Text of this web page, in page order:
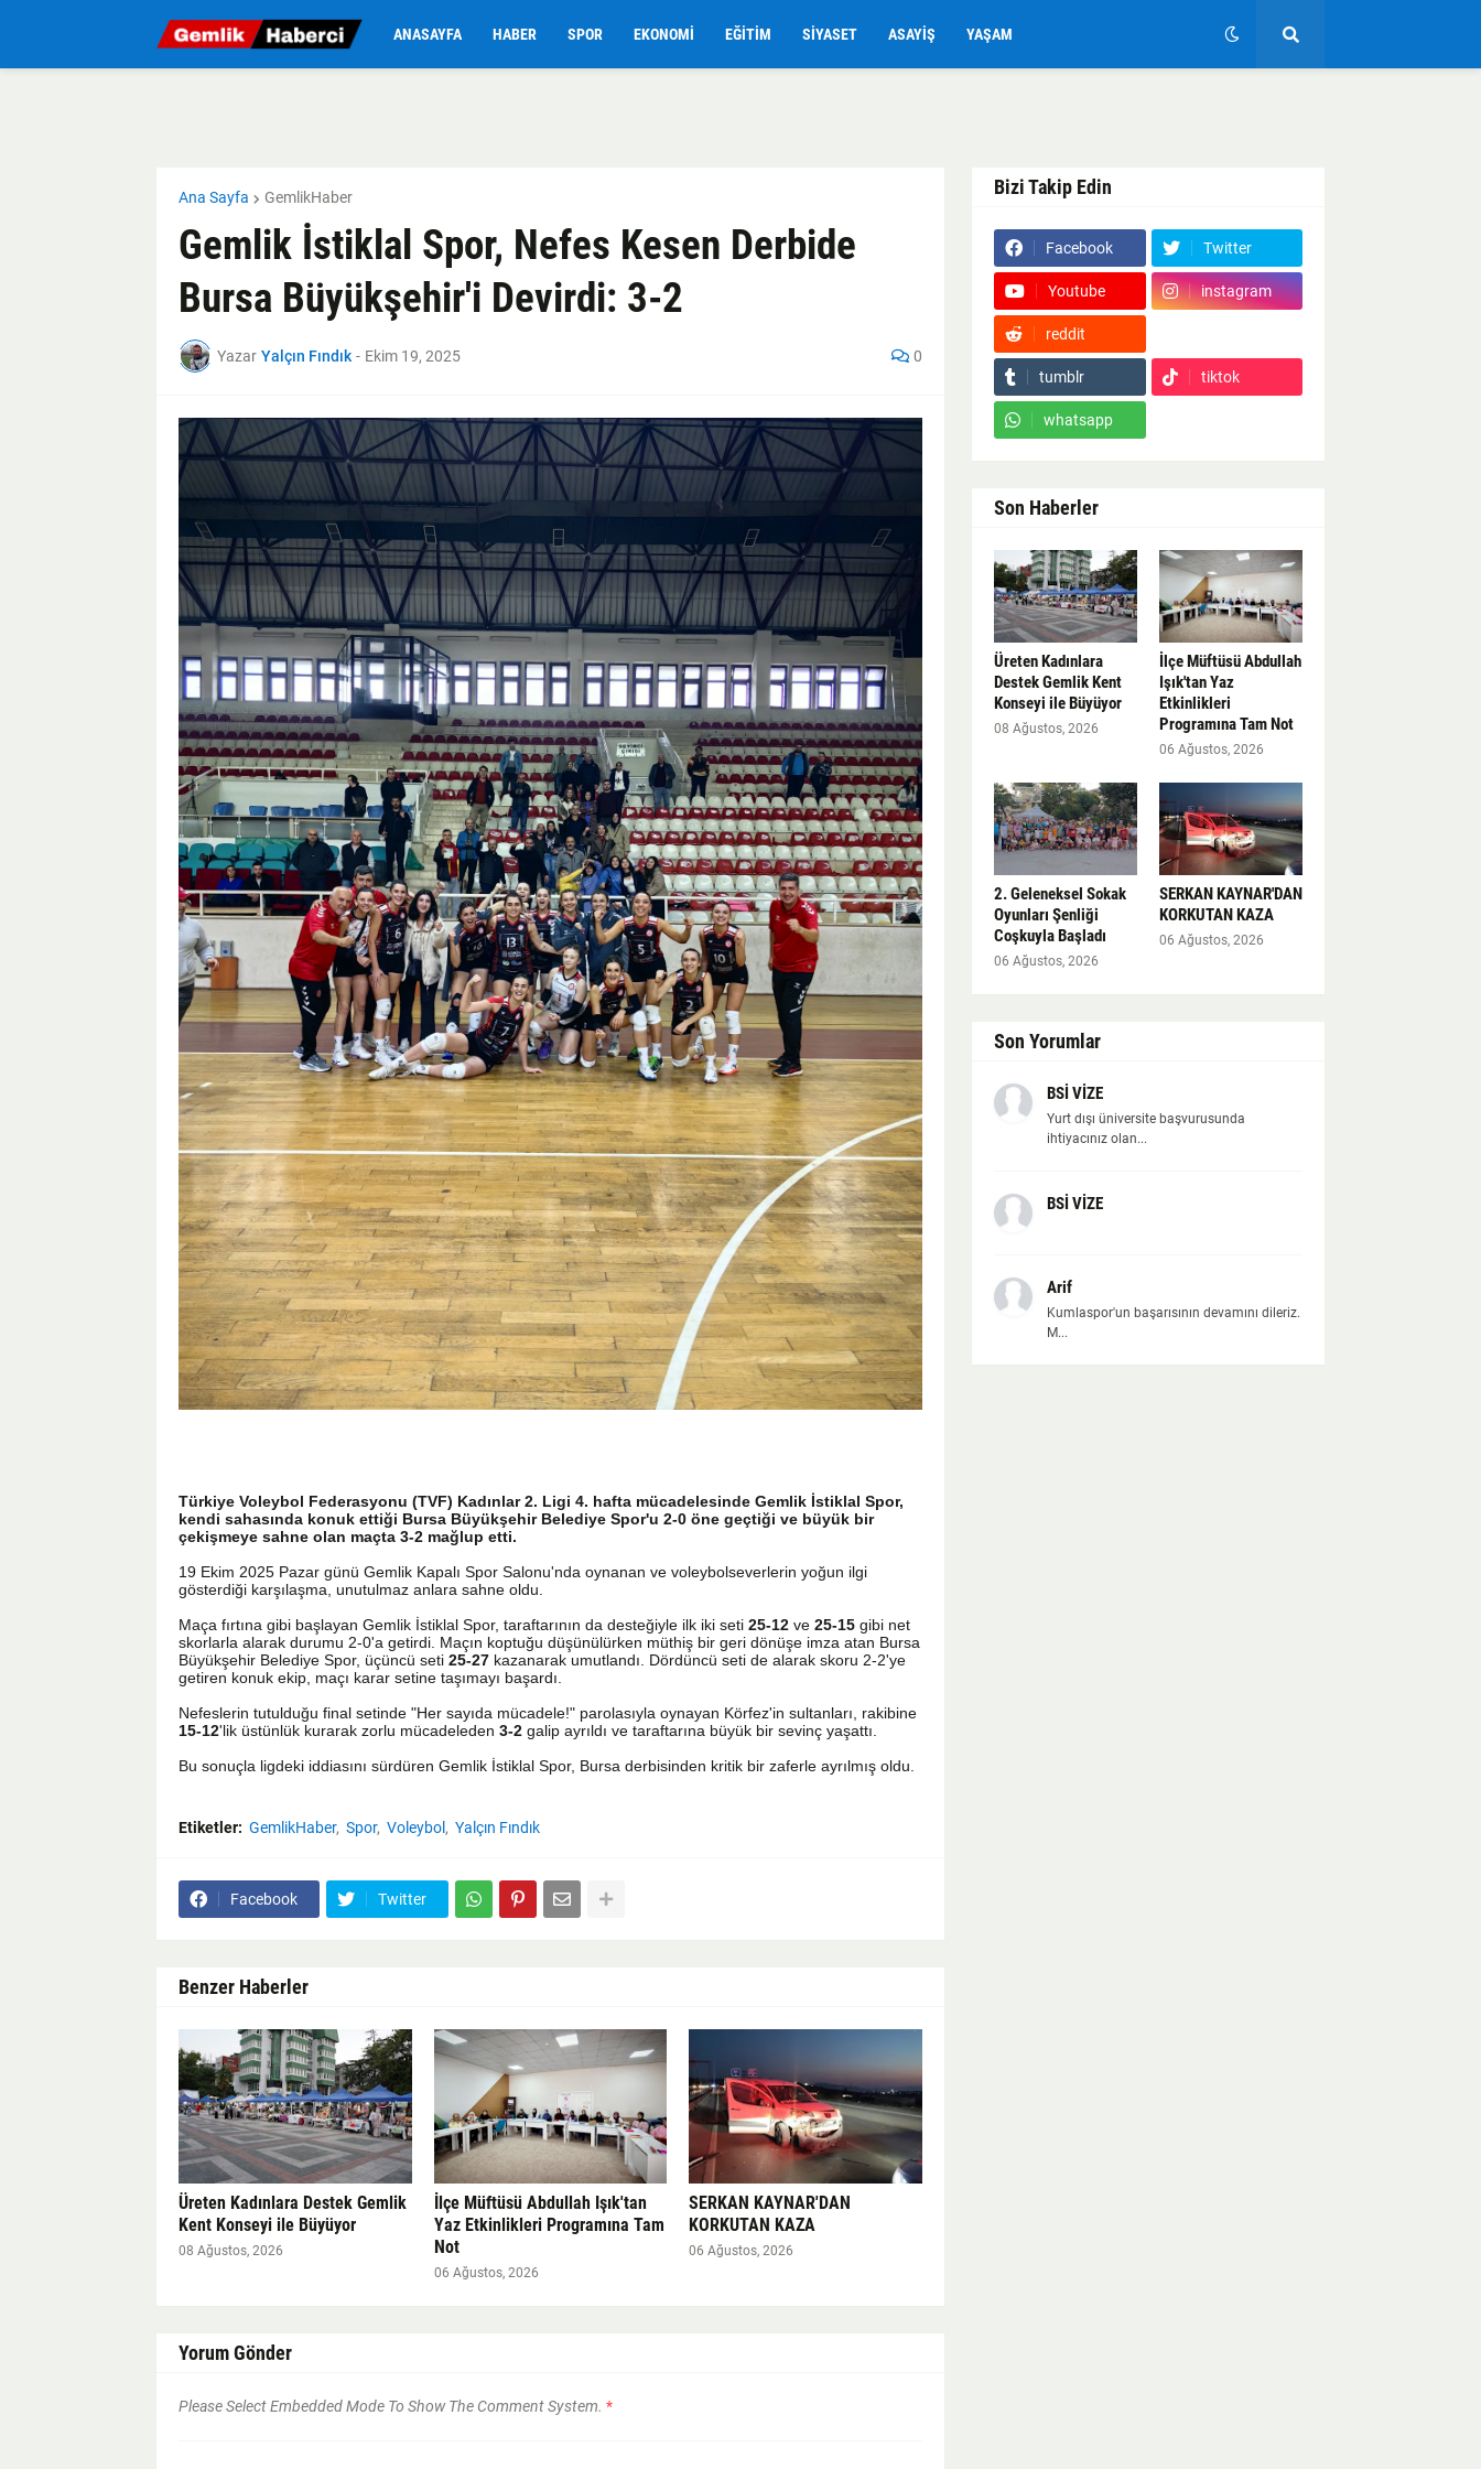
ANASAYFA HABER SPOR EKONOMI EĞITIM SIYASET ASAYIŞ YAŞAM
Ana Sayfa GemlikHaber
Gemlik İstiklal Spor, Nefes Kesen Derbide
Bursa Büyükşehir'i Devirdi: 3-2
Yazar Yalçın Fındık - Ekim 19, 2025 0
Türkiye Voleybol Federasyonu (TVF) Kadınlar 2. Ligi 4. hafta mücadelesinde Gemlik İstiklal Spor,
kendi sahasında konuk ettiği Bursa Büyükşehir Belediye Spor'u 2-0 öne geçtiği ve büyük bir
çekişmeye sahne olan maçta 3-2 mağlup etti.
19 Ekim 2025 Pazar günü Gemlik Kapalı Spor Salonu'nda oynanan ve voleybolseverlerin yoğun ilgi
gösterdiği karşılaşma, unutulmaz anlara sahne oldu.
Maça fırtına gibi başlayan Gemlik İstiklal Spor, taraftarının da desteğiyle ilk iki seti 25-12 ve 25-15 gibi net
skorlarla alarak durumu 2-0'a getirdi. Maçın koptuğu düşünülürken müthiş bir geri dönüşe imza atan Bursa
Büyükşehir Belediye Spor, üçüncü seti 25-27 kazanarak umutlandı. Dördüncü seti de alarak skoru 2-2'ye
getiren konuk ekip, maçı karar setine taşımayı başardı.
Nefeslerin tutulduğu final setinde "Her sayıda mücadele!" parolasıyla oynayan Körfez'in sultanları, rakibine
15-12'lik üstünlük kurarak zorlu mücadeleden 3-2 galip ayrıldı ve taraftarına büyük bir sevinç yaşattı.
Bu sonuçla ligdeki iddiasını sürdüren Gemlik İstiklal Spor, Bursa derbisinden kritik bir zaferle ayrılmış oldu.
Etiketler: GemlikHaber Spor Voleybol Yalçın Fındık
Facebook Twitter
Benzer Haberler
Üreten Kadınlara Destek Gemlik
Kent Konseyi ile Büyüyor
08 Ağustos, 2026
İlçe Müftüsü Abdullah Işık'tan
Yaz Etkinlikleri Programına Tam
Not
06 Ağustos, 2026
SERKAN KAYNAR'DAN
KORKUTAN KAZA
06 Ağustos, 2026
Yorum Gönder
Please Select Embedded Mode To Show The Comment System. *
Bizi Takip Edin
Facebook Twitter
Youtube instagram
reddit
tumblr tiktok
whatsapp
Son Haberler
Üreten Kadınlara
Destek Gemlik Kent
Konseyi ile Büyüyor
08 Ağustos, 2026
İlçe Müftüsü Abdullah
Işık'tan Yaz
Etkinlikleri
Programına Tam Not
06 Ağustos, 2026
2. Geleneksel Sokak
Oyunları Şenliği
Coşkuyla Başladı
06 Ağustos, 2026
SERKAN KAYNAR'DAN
KORKUTAN KAZA
06 Ağustos, 2026
Son Yorumlar
BSİ VİZE
Yurt dışı üniversite başvurusunda
ihtiyacınız olan...
BSİ VİZE
Arif
Kumlaspor'un başarısının devamını dileriz.
M...